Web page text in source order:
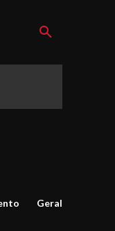
Geral